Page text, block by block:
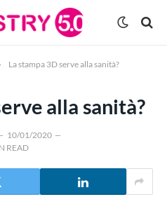
La stampa 3D serve alla sanità?
alla sanità?
10/01/2020
READ